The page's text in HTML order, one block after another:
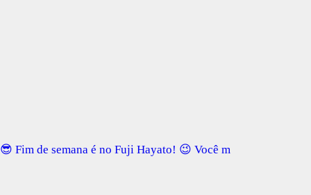
😎 Fim de semana é no Fuji Hayato! 😉 Você m